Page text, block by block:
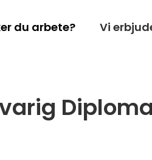
du arbete? Vi